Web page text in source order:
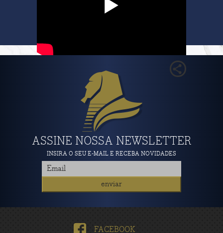
ASSINE NOSSA NEWSLETTER
INSIRA O SEU E-MAIL E RECEBA NOVIDADES
FACEBOOK